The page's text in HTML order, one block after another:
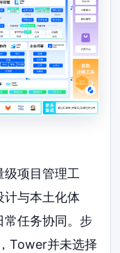
级项目管理工
与本土化体
常任务协同。步
Tower并未选择